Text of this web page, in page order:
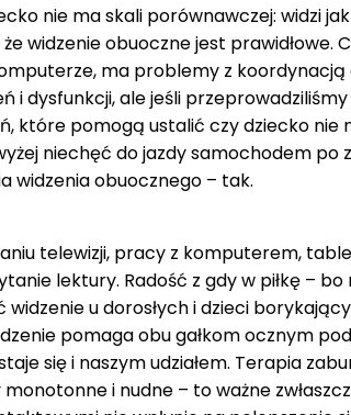
nie ma skali porównawczej: widzi
widzenie obuoczne jest
ma problemy z koordynacją
dysfunkcji, ale jeśli
które pomogą ustalić czy dziecko
niechęć do jazdy samochodem po
widzenia obuocznego – tak.
telewizji, pracy z komputerem,
lektury. Radość z gdy w piłkę –
u dorosłych i dzieci
pomaga obu gałkom ocznym
się i naszym udziałem. Terapia
i nudne – to ważne